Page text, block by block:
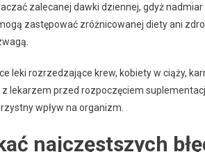
zalecanej dawki dziennej, gdyż
zastępować zróżnicowanej diety ani
leki rozrzedzające krew, kobiety w ciąży,
lekarzem przed rozpoczęciem
wpływ na organizm.
najczęstszych